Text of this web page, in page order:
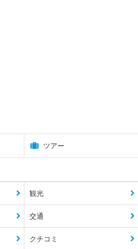
ツアー
観光
交通
クチコミ